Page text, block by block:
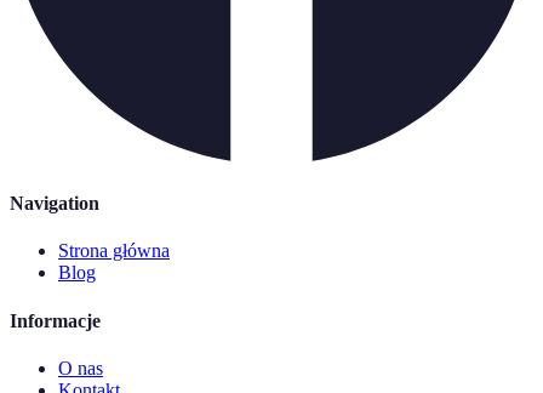
Navigation
Strona główna
Blog
Informacje
O nas